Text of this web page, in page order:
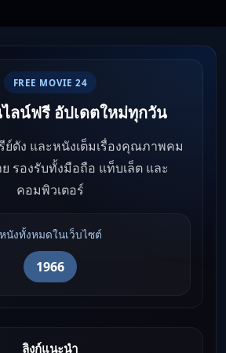
FREE MOVIE 24
ลน์ฟรี อัปเดตใหม่ทุกวัน
ดัง และหนังเต็มเรื่องคุณภาพคม
รองรับทั้งมือถือ แท็บเล็ต และ
คอมพิวเตอร์
หนังทั้งหมดในเว็บไซต์
1966
ลิงก์แนะนำ